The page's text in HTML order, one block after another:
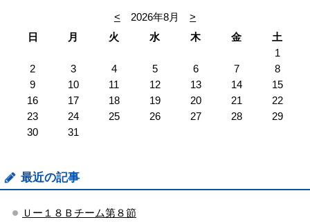
< 2026年8月
>
日
月 火 水 木 金
土
1
2
3 4 5 6 7
8
9
10 11 12 13 14
15
16
17 18 19 20 21
22
23
24 25 26 27 28
29
30
31
最近の記事
Ｕー１８Ｂチーム第８節